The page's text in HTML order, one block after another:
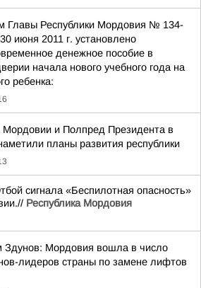
Главы Республики Мордовия № 134-
июня 2011 г. установлено
денежное пособие в
начала нового учебного года на
ребенка:
Мордовии и Полпред Президента в
планы развития республики
сигнала «Беспилотная опасность»
Республика Мордовия
Здунов: Мордовия вошла в число
лидеров страны по замене лифтов